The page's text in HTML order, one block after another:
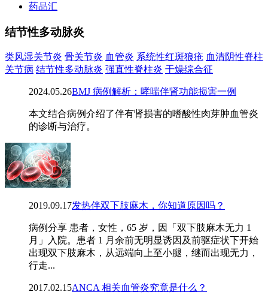
药品汇
结节性多动脉炎
类风湿关节炎 骨关节炎 血管炎 系统性红斑狼疮 血清阴性脊柱
关节病 结节性多动脉炎 强直性脊柱炎 干燥综合征
2024.05.26BMJ 病例解析：哮喘伴肾功能损害一例
本文结合病例介绍了伴有肾损害的嗜酸性肉芽肿血管炎
的诊断与治疗。
2019.09.17发热伴双下肢麻木，你知道原因吗？
病例分享 患者，女性，65 岁，因「双下肢麻木无力 1
月」入院。患者 1 月余前无明显诱因及前驱症状下开始
出现双下肢麻木，从远端向上至小腿，继而出现无力，
行走...
2017.02.15ANCA 相关血管炎究竟是什么？